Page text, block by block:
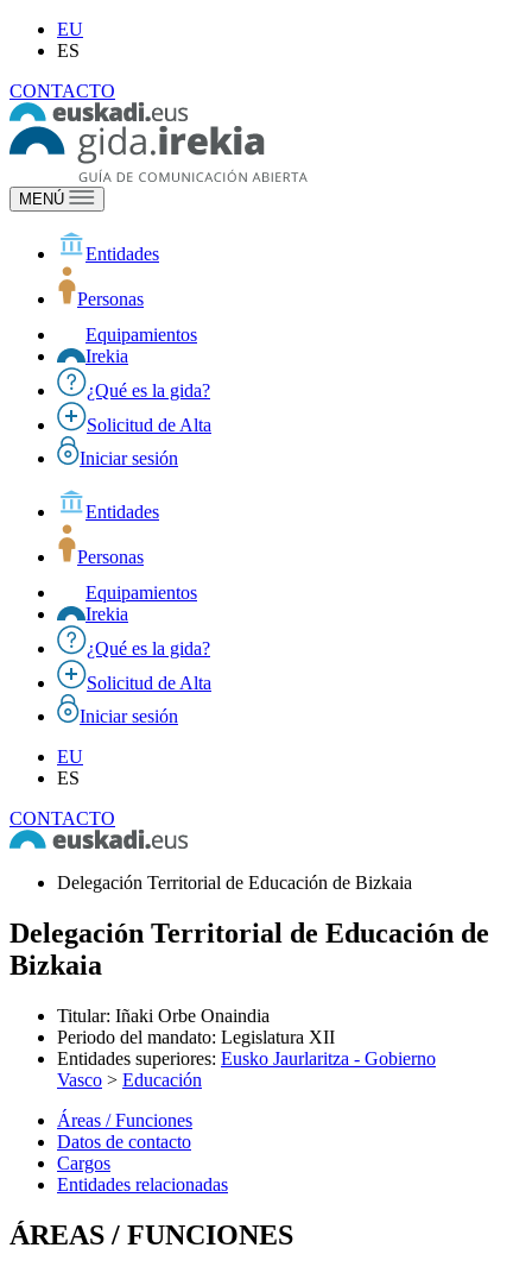
EU
ES
CONTACTO
MENÚ
Entidades
Personas
Equipamientos
Irekia
¿Qué es la gida?
Solicitud de Alta
Iniciar sesión
Entidades
Personas
Equipamientos
Irekia
¿Qué es la gida?
Solicitud de Alta
Iniciar sesión
EU
ES
CONTACTO
Delegación Territorial de Educación de Bizkaia
Delegación Territorial de Educación de
Bizkaia
Titular: Iñaki Orbe Onaindia
Periodo del mandato: Legislatura XII
Entidades superiores: Eusko Jaurlaritza - Gobierno
Vasco > Educación
Áreas / Funciones
Datos de contacto
Cargos
Entidades relacionadas
ÁREAS / FUNCIONES